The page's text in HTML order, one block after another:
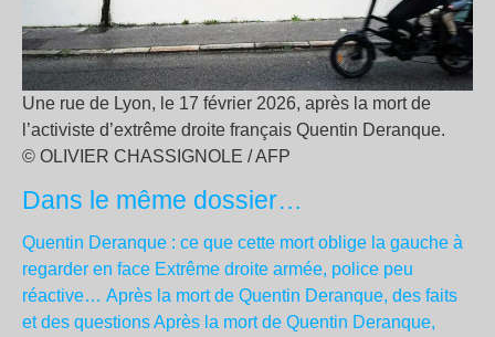
Une rue de Lyon, le 17 février 2026, après la mort de
l’activiste d’extrême droite français Quentin Deranque.
© OLIVIER CHASSIGNOLE / AFP
Dans le même dossier…
Quentin Deranque : ce que cette mort oblige la gauche à
regarder en face Extrême droite armée, police peu
réactive… Après la mort de Quentin Deranque, des faits
et des questionsAprès la mort de Quentin Deranque,